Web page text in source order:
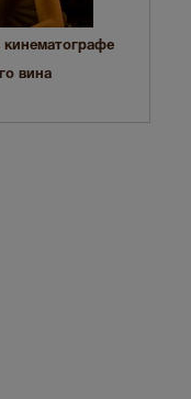
кинематографе
вина